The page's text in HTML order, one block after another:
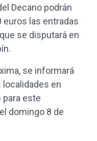
Decano podrán
euros las entradas
se disputará en
se informará
localidades en
para este
domingo 8 de